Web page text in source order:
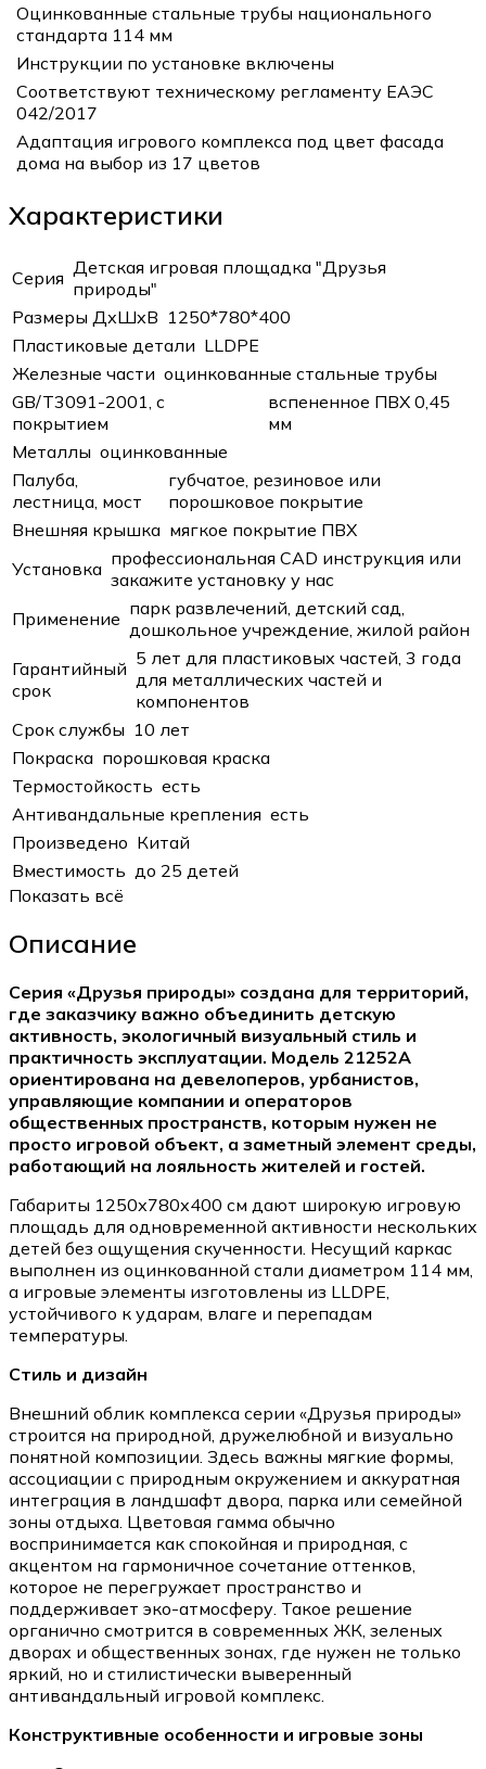
Оцинкованные стальные трубы национального
стандарта 114 мм
Инструкции по установке включены
Соответствуют техническому регламенту ЕАЭС
042/2017
Адаптация игрового комплекса под цвет фасада
дома на выбор из 17 цветов
Характеристики
Серия Детская игровая площадка "Друзья
природы"
Размеры ДхШхВ 1250*780*400
Пластиковые детали LLDPE
Железные части оцинкованные стальные трубы
GB/T3091-2001, с
покрытием
вспененное ПВХ 0,45
мм
Металлы оцинкованные
Палуба,
лестница, мост
губчатое, резиновое или
порошковое покрытие
Внешняя крышка мягкое покрытие ПВХ
Установка профессиональная CAD инструкция или
закажите установку у нас
Применение парк развлечений, детский сад,
дошкольное учреждение, жилой район
Гарантийный
срок
5 лет для пластиковых частей, 3 года
для металлических частей и
компонентов
Срок службы 10 лет
Покраска порошковая краска
Термостойкость есть
Антивандальные крепления есть
Произведено Китай
Вместимость до 25 детей
Показать всё
Описание
Серия «Друзья природы» создана для территорий,
где заказчику важно объединить детскую
активность, экологичный визуальный стиль и
практичность эксплуатации. Модель 21252A
ориентирована на девелоперов, урбанистов,
управляющие компании и операторов
общественных пространств, которым нужен не
просто игровой объект, а заметный элемент среды,
работающий на лояльность жителей и гостей.
Габариты 1250х780х400 см дают широкую игровую
площадь для одновременной активности нескольких
детей без ощущения скученности. Несущий каркас
выполнен из оцинкованной стали диаметром 114 мм,
а игровые элементы изготовлены из LLDPE,
устойчивого к ударам, влаге и перепадам
температуры.
Стиль и дизайн
Внешний облик комплекса серии «Друзья природы»
строится на природной, дружелюбной и визуально
понятной композиции. Здесь важны мягкие формы,
ассоциации с природным окружением и аккуратная
интеграция в ландшафт двора, парка или семейной
зоны отдыха. Цветовая гамма обычно
воспринимается как спокойная и природная, с
акцентом на гармоничное сочетание оттенков,
которое не перегружает пространство и
поддерживает эко-атмосферу. Такое решение
органично смотрится в современных ЖК, зеленых
дворах и общественных зонах, где нужен не только
яркий, но и стилистически выверенный
антивандальный игровой комплекс.
Конструктивные особенности и игровые зоны